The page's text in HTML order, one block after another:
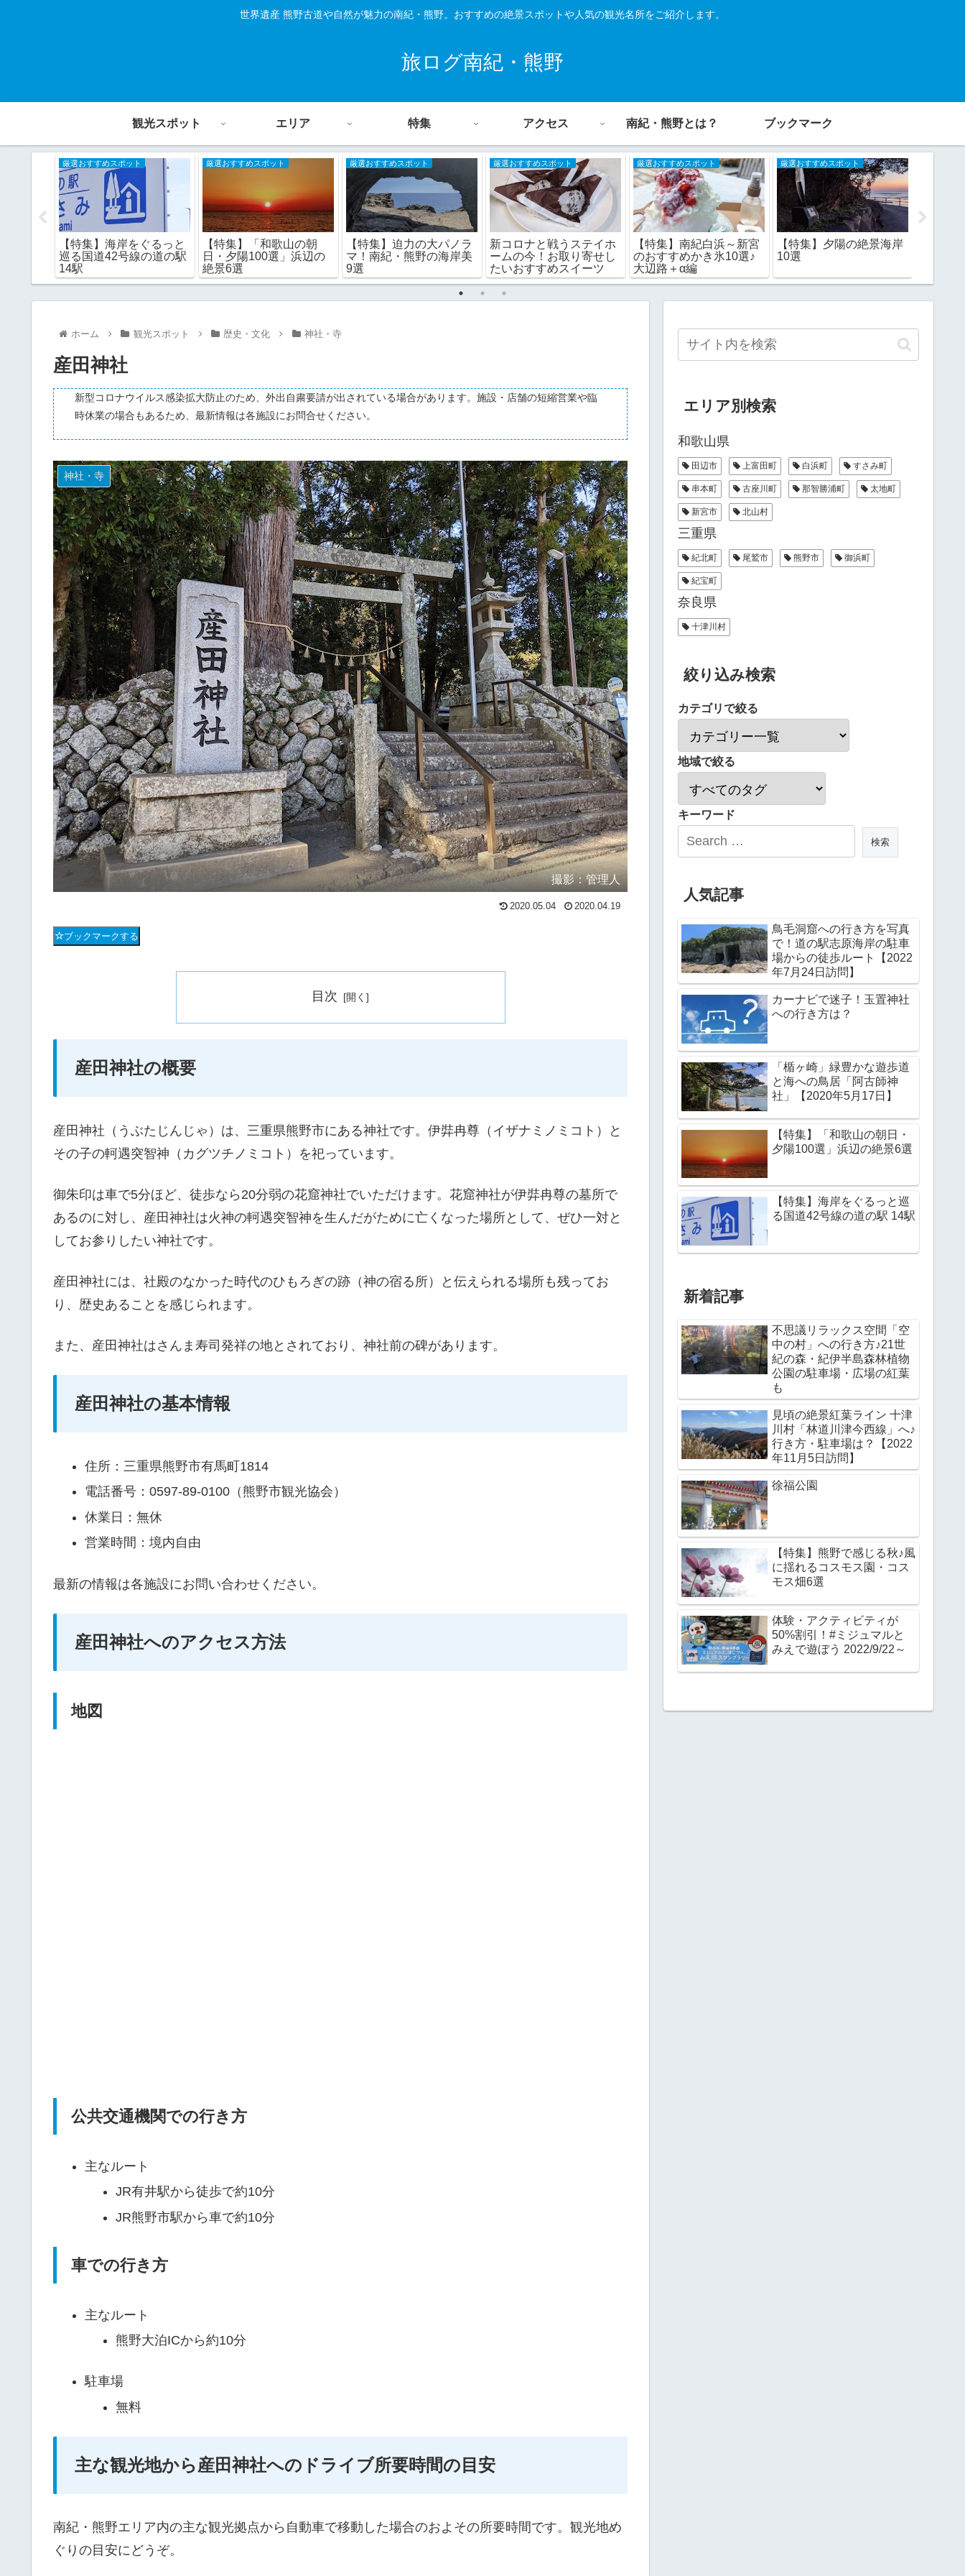
世界遺産 熊野古道や自然が魅力の南紀・熊野。おすすめの絶景スポットや人気の観光名所をご紹介します。
旅ログ南紀・熊野
観光スポット エリア 特集 アクセス 南紀・熊野とは？ ブックマーク
厳選おすすめスポット
【特集】海岸をぐるっと
巡る国道42号線の道の駅
14駅
厳選おすすめスポット
【特集】「和歌山の朝
日・夕陽100選」浜辺の
絶景6選
厳選おすすめスポット
【特集】迫力の大パノラ
マ！南紀・熊野の海岸美
9選
厳選おすすめスポット
新コロナと戦うステイホ
ームの今！お取り寄せし
たいおすすめスイーツ
厳選おすすめスポット
【特集】南紀白浜～新宮
のおすすめかき氷10選♪
大辺路＋α編
厳選おすすめスポット
【特集】夕陽の絶景海岸
10選
ホーム 観光スポット 歴史・文化 神社・寺
産田神社
新型コロナウイルス感染拡大防止のため、外出自粛要請が出されている場合があります。施設・店舗の短縮営業や臨
時休業の場合もあるため、最新情報は各施設にお問合せください。
神社・寺
撮影：管理人
2020.05.04 2020.04.19
ブックマークする
目次
産田神社の概要
産田神社（うぶたじんじゃ）は、三重県熊野市にある神社です。伊弉冉尊（イザナミノミコト）と
その子の軻遇突智神（カグツチノミコト）を祀っています。
御朱印は車で5分ほど、徒歩なら20分弱の花窟神社でいただけます。花窟神社が伊弉冉尊の墓所で
あるのに対し、産田神社は火神の軻遇突智神を生んだがために亡くなった場所として、ぜひ一対と
してお参りしたい神社です。
産田神社には、社殿のなかった時代のひもろぎの跡（神の宿る所）と伝えられる場所も残ってお
り、歴史あることを感じられます。
また、産田神社はさんま寿司発祥の地とされており、神社前の碑があります。
産田神社の基本情報
住所：三重県熊野市有馬町1814
電話番号：0597-89-0100（熊野市観光協会）
休業日：無休
営業時間：境内自由
最新の情報は各施設にお問い合わせください。
産田神社へのアクセス方法
地図
公共交通機関での行き方
主なルート
JR有井駅から徒歩で約10分
JR熊野市駅から車で約10分
車での行き方
主なルート
熊野大泊ICから約10分
駐車場
無料
主な観光地から産田神社へのドライブ所要時間の目安
南紀・熊野エリア内の主な観光拠点から自動車で移動した場合のおよその所要時間です。観光地め
ぐりの目安にどうぞ。
エリア別検索
和歌山県
田辺市 上富田町 白浜町 すさみ町
串本町 古座川町 那智勝浦町 太地町
新宮市 北山村
三重県
紀北町 尾鷲市 熊野市 御浜町
紀宝町
奈良県
十津川村
絞り込み検索
カテゴリで絞る
地域で絞る
キーワード
人気記事
鳥毛洞窟への行き方を写真
で！道の駅志原海岸の駐車
場からの徒歩ルート【2022
年7月24日訪問】
カーナビで迷子！玉置神社
への行き方は？
「楯ヶ崎」緑豊かな遊歩道
と海への鳥居「阿古師神
社」【2020年5月17日】
【特集】「和歌山の朝日・
夕陽100選」浜辺の絶景6選
【特集】海岸をぐるっと巡
る国道42号線の道の駅 14駅
新着記事
不思議リラックス空間「空
中の村」への行き方♪21世
紀の森・紀伊半島森林植物
公園の駐車場・広場の紅葉
も
見頃の絶景紅葉ライン 十津
川村「林道川津今西線」へ♪
行き方・駐車場は？【2022
年11月5日訪問】
徐福公園
【特集】熊野で感じる秋♪風
に揺れるコスモス園・コス
モス畑6選
体験・アクティビティが
50%割引！#ミジュマルと
みえで遊ぼう 2022/9/22～